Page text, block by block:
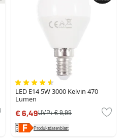
LED E14 5W 3000 Kelvin 470
Lumen
€ 6,49UVP:€ 9,99
Produktdatenblatt